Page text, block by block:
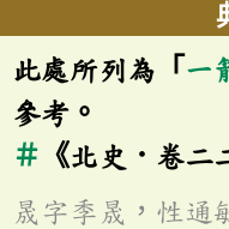
此處所列為「 一
參考。
＃ 《北史．卷二
晟字季晟，性通